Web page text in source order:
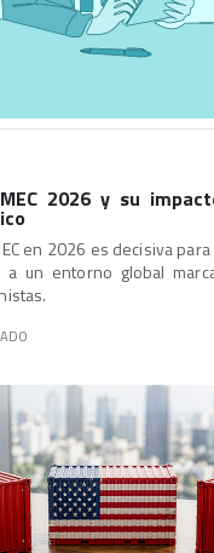
2026 y su
en 2026 es decisiva
un entorno global